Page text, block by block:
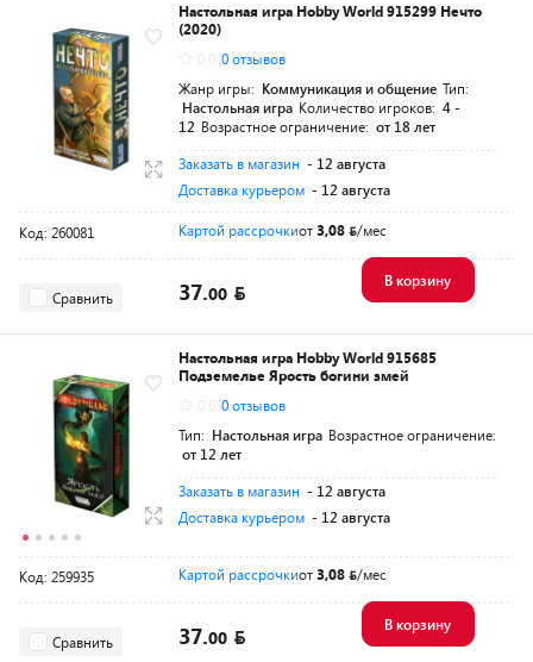
Настольная игра Hobby World 915299 Нечто
(2020)
0 отзывов
Жанр игры: Коммуникация и общение Тип:
Настольная игра Количество игроков: 4 -
12 Возрастное ограничение: от 18 лет
Заказать в магазин - 12 августа
Доставка курьером - 12 августа
Код: 260081 Картой рассрочкиот3,08 /мес
Сравнить 37.00
В корзину
Настольная игра Hobby World 915685
Подземелье Ярость богини змей
0 отзывов
Тип: Настольная игра Возрастное ограничение:
от 12 лет
Заказать в магазин - 12 августа
Доставка курьером - 12 августа
Код: 259935 Картой рассрочкиот3,08 /мес
Сравнить 37.00
В корзину